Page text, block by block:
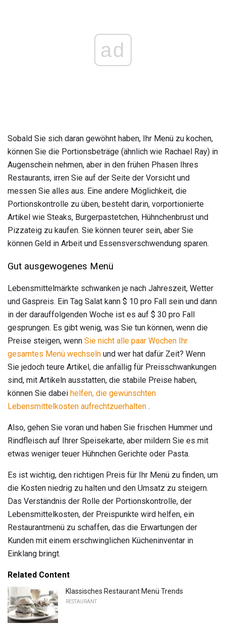
ad
Sobald Sie sich daran gewöhnt haben, Ihr Menü zu kochen,
können Sie die Portionsbeträge (ähnlich wie Rachael Ray) in
Augenschein nehmen, aber in den frühen Phasen Ihres
Restaurants, irren Sie auf der Seite der Vorsicht und
messen Sie alles aus. Eine andere Möglichkeit, die
Portionskontrolle zu üben, besteht darin, vorportionierte
Artikel wie Steaks, Burgerpastetchen, Hühnchenbrust und
Pizzateig zu kaufen. Sie können teurer sein, aber Sie
können Geld in Arbeit und Essensverschwendung sparen.
Gut ausgewogenes Menü
Lebensmittelmärkte schwanken je nach Jahreszeit, Wetter
und Gaspreis. Ein Tag Salat kann $ 10 pro Fall sein und dann
in der darauffolgenden Woche ist es auf $ 30 pro Fall
gesprungen. Es gibt wenig, was Sie tun können, wenn die
Preise steigen, wenn Sie nicht alle paar Wochen Ihr
gesamtes Menü wechseln und wer hat dafür Zeit? Wenn
Sie jedoch teure Artikel, die anfällig für Preisschwankungen
sind, mit Artikeln ausstatten, die stabile Preise haben,
können Sie dabei helfen, die gewünschten
Lebensmittelkosten aufrechtzuerhalten .
Also, gehen Sie voran und haben Sie frischen Hummer und
Rindfleisch auf Ihrer Speisekarte, aber mildern Sie es mit
etwas weniger teuer Hühnchen Gerichte oder Pasta.
Es ist wichtig, den richtigen Preis für Ihr Menü zu finden, um
die Kosten niedrig zu halten und den Umsatz zu steigern.
Das Verständnis der Rolle der Portionskontrolle, der
Lebensmittelkosten, der Preispunkte wird helfen, ein
Restaurantmenü zu schaffen, das die Erwartungen der
Kunden mit einem erschwinglichen Kücheninventar in
Einklang bringt.
Related Content
Klassisches Restaurant Menü Trends
RESTAURANT